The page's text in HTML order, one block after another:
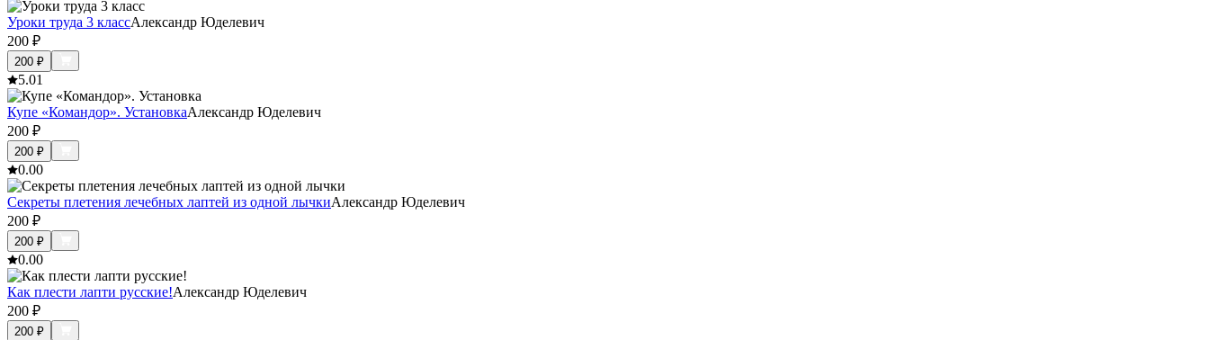
Уроки труда 3 классАлександр Юделевич
200 ₽
200 ₽
5.01
Купе «Командор». УстановкаАлександр Юделевич
200 ₽
200 ₽
0.00
Секреты плетения лечебных лаптей из одной лычкиАлександр Юделевич
200 ₽
200 ₽
0.00
Как плести лапти русские!Александр Юделевич
200 ₽
200 ₽